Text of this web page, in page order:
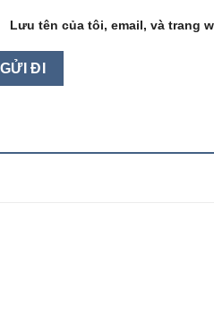
Lưu tên của tôi, email, và trang